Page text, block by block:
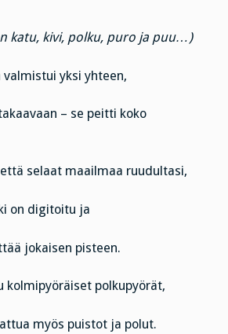
katu, kivi, polku, puro ja puu…)
yksi yhteen,
– se peitti koko
selaat maailmaa ruudultasi,
on digitoitu ja
jokaisen pisteen.
kolmipyöräiset polkupyörät,
myös puistot ja polut.